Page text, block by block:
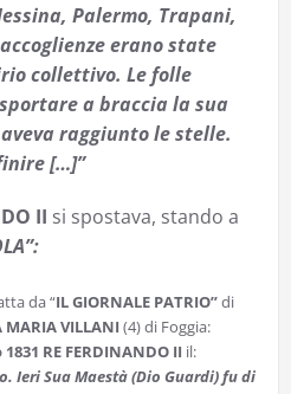
Palermo, Trapani,
erano state
collettivo. Le folle
a braccia la sua
raggiunto le stelle.
[…]”
II si spostava, stando a
da “ILGIORNALE PATRIO”di
MARIA VILLANI (4) di Foggia:
RE FERDINANDO II il:
Ieri Sua Maestà (Dio Guardi) fu di